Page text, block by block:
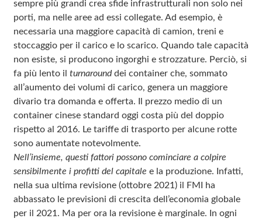
sempre più grandi crea sfide infrastrutturali non solo nei
porti, ma nelle aree ad essi collegate. Ad esempio, è
necessaria una maggiore capacità di camion, treni e
stoccaggio per il carico e lo scarico. Quando tale capacità
non esiste, si producono ingorghi e strozzature. Perciò, si
fa più lento il turnarounddei container che, sommato
all’aumento dei volumi di carico, genera un maggiore
divario tra domanda e offerta. Il prezzo medio di un
container cinese standard oggi costa più del doppio
rispetto al 2016. Le tariffe di trasporto per alcune rotte
sono aumentate notevolmente.
Nell’insieme, questi fattori possono cominciare a colpire
sensibilmente i profitti del capitale e la produzione. Infatti,
nella sua ultima revisione (ottobre 2021) il FMI ha
abbassato le previsioni di crescita dell’economia globale
per il 2021. Ma per ora la revisione è marginale. In ogni